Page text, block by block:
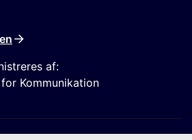
af:
Kommunikation